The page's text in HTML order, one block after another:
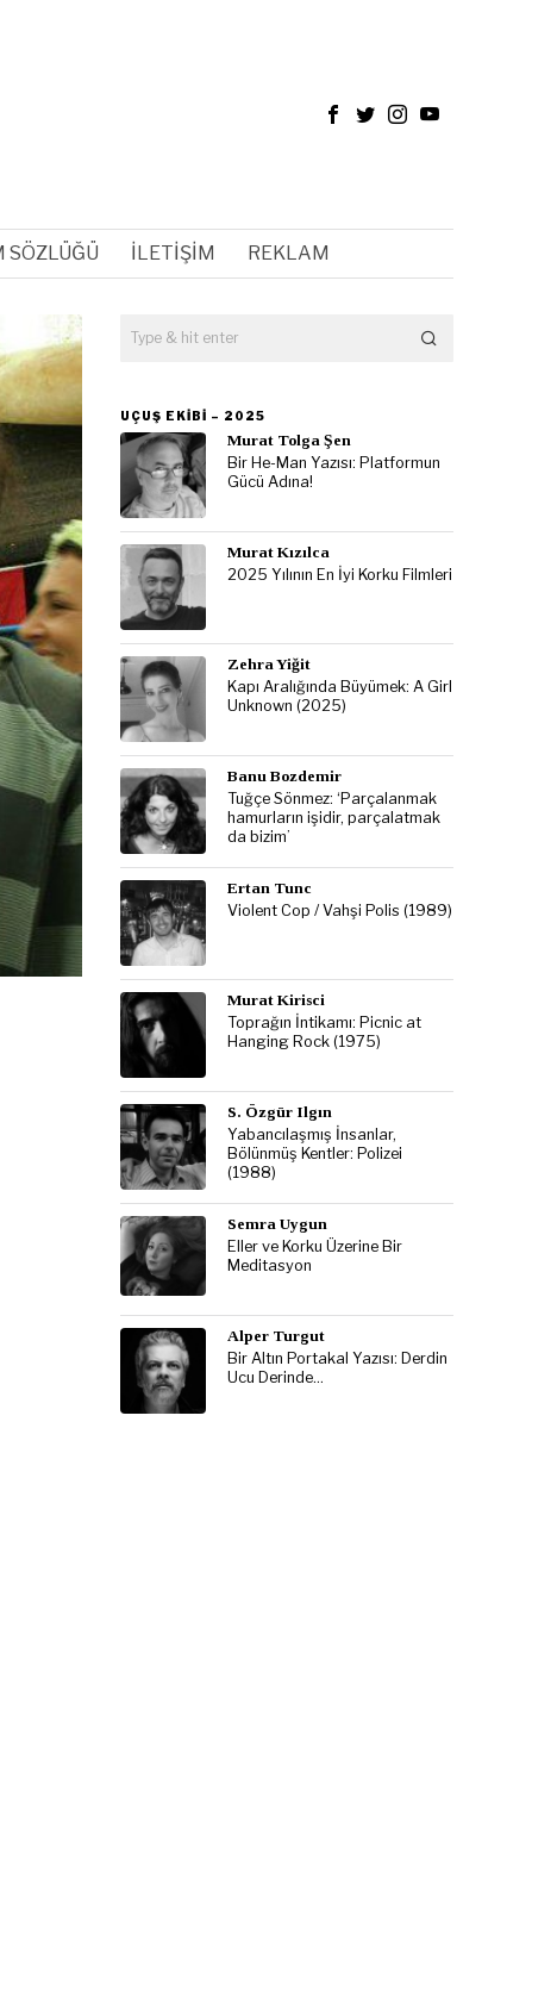
SÖZLÜĞÜ İLETIŞIM REKLAM
UÇUŞ EKIBI – 2025
Murat Tolga Şen
Bir He-Man Yazısı: Platformun
Gücü Adına!
Murat Kızılca
2025 Yılının En İyi Korku Filmleri
Zehra Yiğit
Kapı Aralığında Büyümek: A Girl
Unknown (2025)
Banu Bozdemir
Tuğçe Sönmez: ‘Parçalanmak
hamurların işidir, parçalatmak
da bizim’
Ertan Tunc
Violent Cop / Vahşi Polis (1989)
Murat Kirisci
Toprağın İntikamı: Picnic at
Hanging Rock (1975)
S. Özgür Ilgın
Yabancılaşmış İnsanlar,
Bölünmüş Kentler: Polizei
(1988)
Semra Uygun
Eller ve Korku Üzerine Bir
Meditasyon
Alper Turgut
Bir Altın Portakal Yazısı: Derdin
Ucu Derinde…